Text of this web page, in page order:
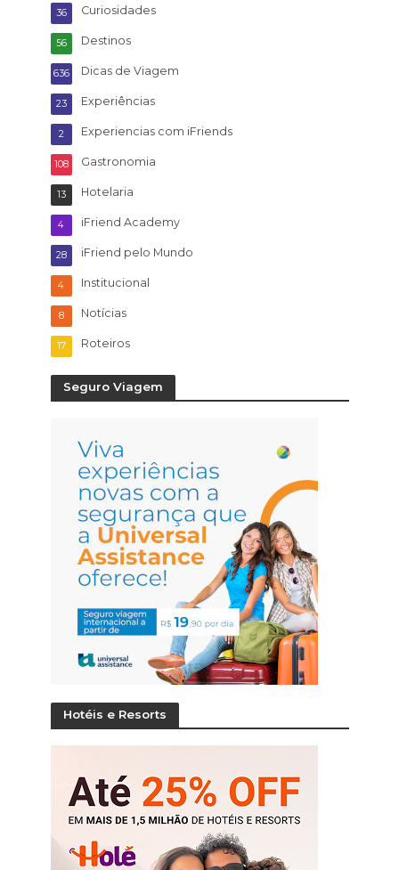
Curiosidades
36
Destinos
56
Dicas de Viagem
636
Experiências
23
Experiencias com iFriends
2
Gastronomia
108
Hotelaria
13
iFriend Academy
4
iFriend pelo Mundo
28
Institucional
4
Notícias
8
Roteiros
17
Seguro Viagem
Hotéis e Resorts